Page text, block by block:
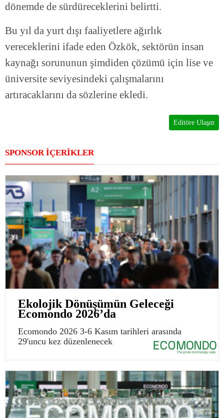
dönemde de sürdüreceklerini belirtti.
Bu yıl da yurt dışı faaliyetlere ağırlık
vereceklerini ifade eden Özkök, sektörün insan
kaynağı sorununun şimdiden çözümü için lise ve
üniversite seviyesindeki çalışmalarını
artıracaklarını da sözlerine ekledi.
Editöre Ulaşın
SPONSOR İÇERİKLER
Ekolojik Dönüşümün Geleceği
Ecomondo 2026’da
Ecomondo 2026 3-6 Kasım tarihleri arasında
29'uncu kez düzenlenecek